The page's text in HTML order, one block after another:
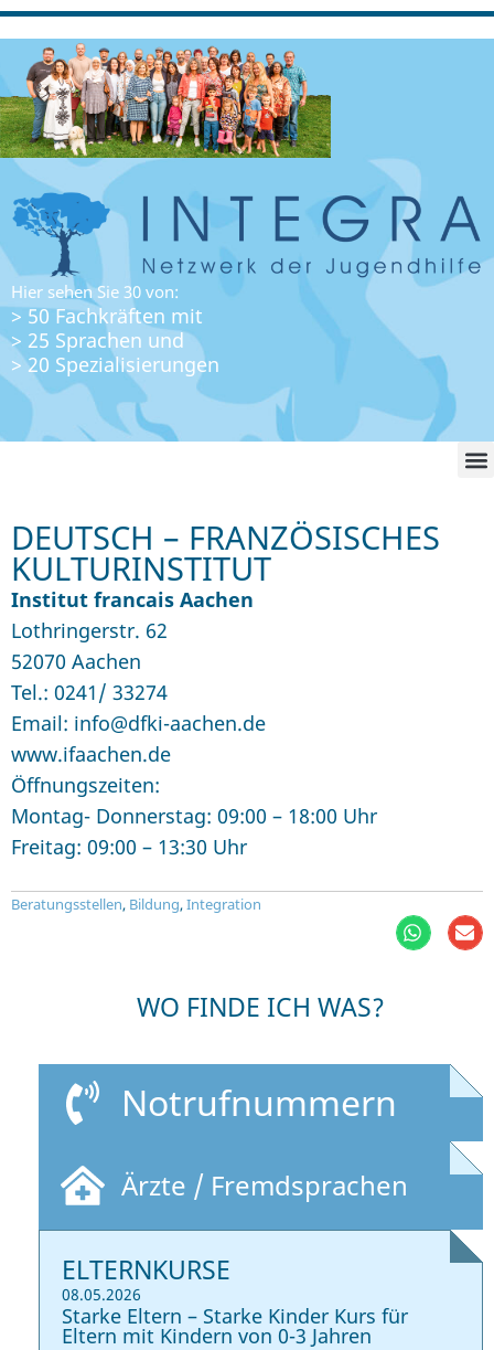
Hier sehen Sie 30 von:
> 50 Fachkräften mit
> 25 Sprachen und
> 20 Spezialisierungen
DEUTSCH – FRANZÖSISCHES
KULTURINSTITUT
Institut francais Aachen
Lothringerstr. 62
52070 Aachen
Tel.: 0241/ 33274
Email: info@dfki-aachen.de
www.ifaachen.de
Öffnungszeiten:
Montag- Donnerstag: 09:00 – 18:00 Uhr
Freitag: 09:00 – 13:30 Uhr
Beratungsstellen, Bildung,Integration
WO FINDE ICH WAS?
Notrufnummern
Ärzte / Fremdsprachen
ELTERNKURSE
08.05.2026
Starke Eltern – Starke Kinder Kurs für
Eltern mit Kindern von 0-3 Jahren